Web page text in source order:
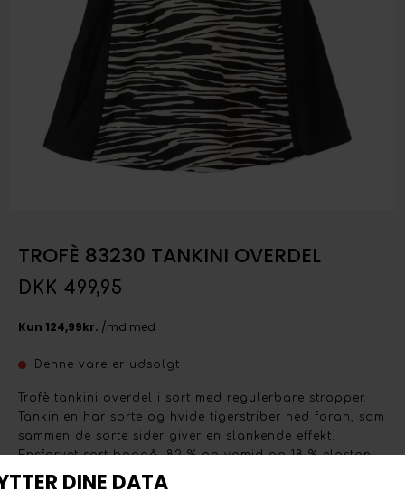
TROFÈ 83230 TANKINI OVERDEL
DKK 499,95
Denne vare er udsolgt
Trofè tankini overdel i sort med regulerbare stropper.
Tankinien har sorte og hvide tigerstriber ned foran, som
sammen de sorte sider giver en slankende effekt.
Ensfarvet sort bagpå. 82 % polyamid og 18 % elastan.
Håndvaskes.